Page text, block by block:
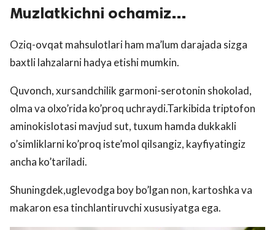
Muzlatkichni ochamiz…
Oziq-ovqat mahsulotlari ham ma’lum darajada sizga
baxtli lahzalarni hadya etishi mumkin.
Quvonch, xursandchilik garmoni-serotonin shokolad,
olma va olxo’rida ko’proq uchraydi.Tarkibida triptofon
aminokislotasi mavjud sut, tuxum hamda dukkakli
o’simliklarni ko’proq iste’mol qilsangiz, kayfiyatingiz
ancha ko’tariladi.
Shuningdek,uglevodga boy bo’lgan non, kartoshka va
makaron esa tinchlantiruvchi xususiyatga ega.